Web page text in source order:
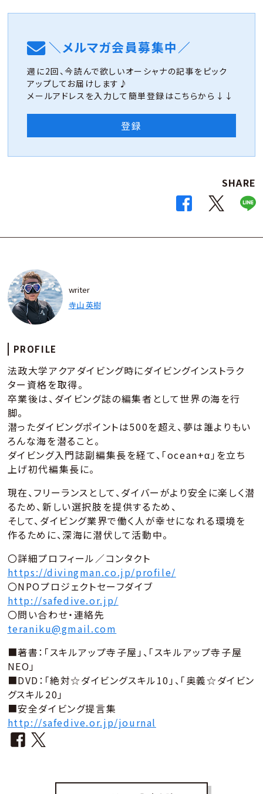
＼メルマガ会員募集中／
週に2回、今読んで欲しいオーシャナの記事をピック
アップしてお届けします♪
メールアドレスを入力して簡単登録はこちらから↓↓
登録
SHARE
writer
寺山 英樹
PROFILE
法政大学アクアダイビング時にダイビングインストラク
ター資格を取得。
卒業後は、ダイビング誌の編集者として世界の海を行
脚。
潜ったダイビングポイントは500を超え、夢は誰よりもい
ろんな海を潜ること。
ダイビング入門誌副編集長を経て、「ocean+α」を立ち
上げ初代編集長に。
現在、フリーランスとして、ダイバーがより安全に楽しく潜
るため、新しい選択肢を提供するため、
そして、ダイビング業界で働く人が幸せになれる環境を
作るために、深海に潜伏して活動中。
〇詳細プロフィール／コンタクト
https://divingman.co.jp/profile/
〇NPOプロジェクトセーフダイブ
http://safedive.or.jp/
〇問い合わせ・連絡先
teraniku@gmail.com
■著書：「スキルアップ寺子屋」、「スキルアップ寺子屋
NEO」
■DVD：「絶対☆ダイビングスキル10」、「奥義☆ダイビン
グスキル20」
■安全ダイビング提言集
http://safedive.or.jp/journal